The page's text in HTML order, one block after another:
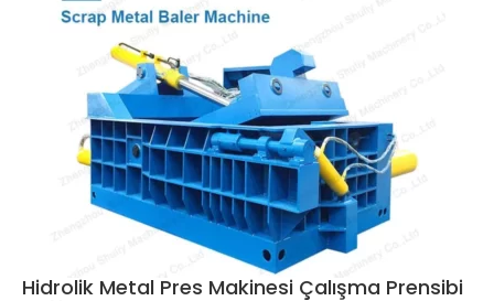
Hidrolik Metal Pres Makinesi Çalışma Prensibi